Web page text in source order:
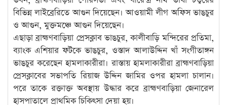
বিভিন্ন লাইব্রেরিতে আগুন দিয়েছেন। আওয়ামী লীগ অফিস ভাঙচুর
ও আগুন, মুক্তমঞ্চে আগুন দিয়েছেন।
এছাড়া ব্রাহ্মণবাড়িয়া প্রেসক্লাব ভাঙচুর, কালীবাড়ি মন্দিরের প্রতিমা,
ব্যাংক এশিয়ার ফটকে ভাঙচুর, ওস্তাদ আলাউদ্দিন খাঁ সংগীতাঙ্গন
ভাঙচুর করেছেন হামলাকারীরা। রাস্তায় হামলাকারীরা ব্রাহ্মণবাড়িয়া
প্রেসক্লাবের সভাপতি রিয়াজ উদ্দিন জামির ওপর হামলা চালান।
পরে তাকে রক্তাক্ত অবস্থায় উদ্ধার করে ব্রাহ্মণবাড়িয়া জেনারেল
হাসপাতালে প্রাথমিক চিকিৎসা দেয়া হয়।